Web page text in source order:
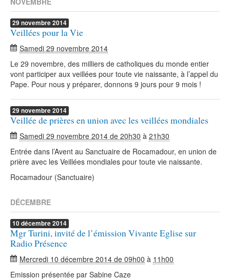
29 novembre2014
Veillées pour la Vie
Samedi 29 novembre 2014
Le 29 novembre, des milliers de catholiques du monde entier
vont participer aux veillées pour toute vie naissante, à l’appel du
Pape. Pour nous y préparer, donnons 9 jours pour 9 mois !
29 novembre2014
Veillée de prières en union avec les veillées mondiales
Samedi 29 novembre 2014 de 20h30 à 21h30
Entrée dans l’Avent au Sanctuaire de Rocamadour, en union de
prière avec les Veillées mondiales pour toute vie naissante.
Rocamadour (Sanctuaire)
DÉCEMBRE
10 décembre2014
Mgr Turini, invité de l’émission Vivante Eglise sur
Radio Présence
Mercredi 10 décembre 2014 de 09h00 à 11h00
Emission présentée par Sabine Caze